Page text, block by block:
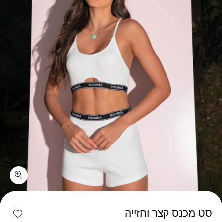
סט מכנס קצר וחזייה
כמות סט מכנס קצר וחזייה